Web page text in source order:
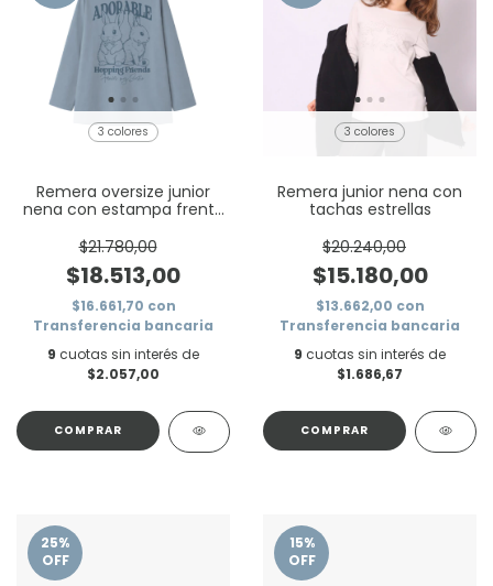
3 colores
Remera oversize junior
nena con estampa frente
$21.780,00
$18.513,00
$16.661,70 con
Transferencia bancaria
9 cuotas sin interés de
$2.057,00
COMPRAR
3 colores
Remera junior nena con
tachas estrellas
$20.240,00
$15.180,00
$13.662,00 con
Transferencia bancaria
9 cuotas sin interés de
$1.686,67
COMPRAR
25%
OFF
15%
OFF